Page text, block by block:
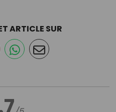
ARTICLE SUR